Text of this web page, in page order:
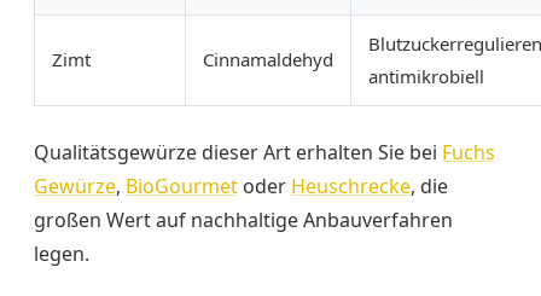
Zimt Cinnamaldehyd
antimikrobiell
Qualitätsgewürze dieser Art erhalten Sie bei Fuchs
Gewürze, BioGourmet oder Heuschrecke, die
großen Wert auf nachhaltige Anbauverfahren
legen.